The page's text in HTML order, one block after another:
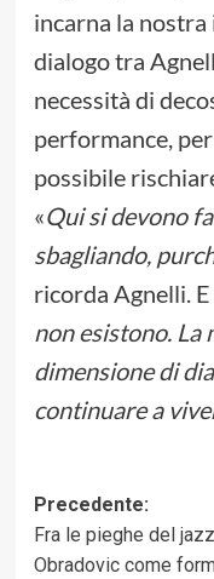
incarna la nostra
dialogo tra
necessità di
performance,
possibile
«Qui si devono
sbagliando,
ricorda Agnelli.
non esistono. La
dimensione di
continuare a
Navigazione
articolo
Precedente:
Fra le pieghe del
Obradovic come